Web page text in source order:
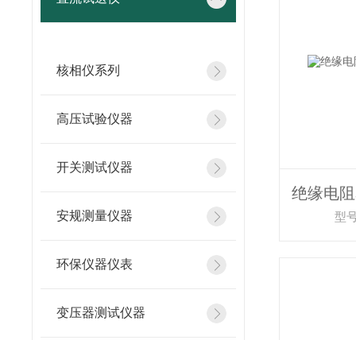
核相仪系列
高压试验仪器
开关测试仪器
安规测量仪器
环保仪器仪表
变压器测试仪器
型